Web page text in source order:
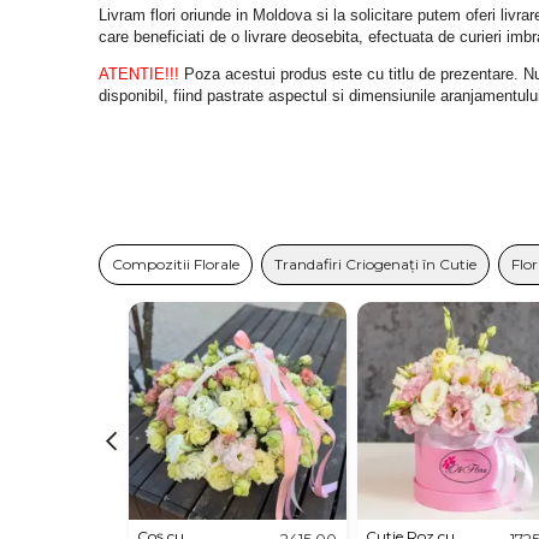
Livram flori oriunde in Moldova si la solicitare putem oferi
care beneficiati de o livrare deosebita, efectuata de curieri
ATENTIE!!! Poza acestui produs este cu titlu de prezentare.
disponibil, fiind pastrate aspectul si dimensiunile
Compozitii Florale Trandafiri Criogenați în Cutie